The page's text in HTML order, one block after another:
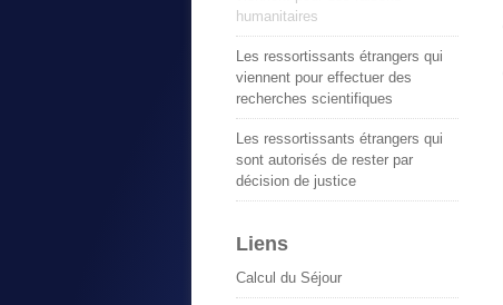
humanitaires
Les ressortissants étrangers qui
viennent pour effectuer des
recherches scientifiques
Les ressortissants étrangers qui
sont autorisés de rester par
décision de justice
Liens
Calcul du Séjour